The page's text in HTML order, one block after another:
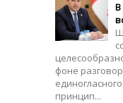
В
фоне
принцип...